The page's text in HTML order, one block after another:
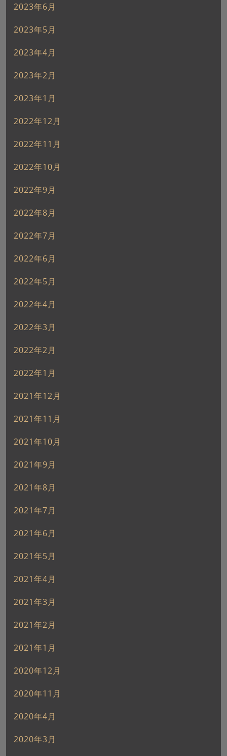
2023年6月
2023年5月
2023年4月
2023年2月
2023年1月
2022年12月
2022年11月
2022年10月
2022年9月
2022年8月
2022年7月
2022年6月
2022年5月
2022年4月
2022年3月
2022年2月
2022年1月
2021年12月
2021年11月
2021年10月
2021年9月
2021年8月
2021年7月
2021年6月
2021年5月
2021年4月
2021年3月
2021年2月
2021年1月
2020年12月
2020年11月
2020年4月
2020年3月